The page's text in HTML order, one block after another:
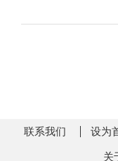
联系我们 设为
关